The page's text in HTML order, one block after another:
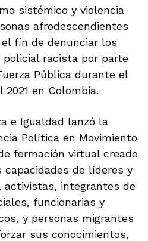
sistémico y violencia
afrodescendientes
fin de denunciar los
policial racista por parte
Pública durante el
en Colombia.
e Igualdad lanzó la
Política en Movimiento
formación virtual creado
de líderes y
activistas, integrantes de
funcionarias y
y personas migrantes
sus conocimientos,